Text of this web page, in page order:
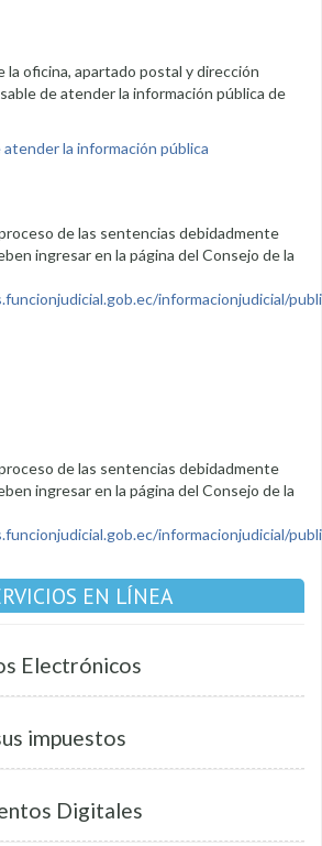
la oficina, apartado postal y dirección
de atender la información pública de
atender la información pública
de las sentencias debidadmente
ingresar en la página del Consejo de la
informacionjudicial/
de las sentencias debidadmente
ingresar en la página del Consejo de la
informacionjudicial/
EN LÍNEA
Electrónicos
impuestos
Digitales